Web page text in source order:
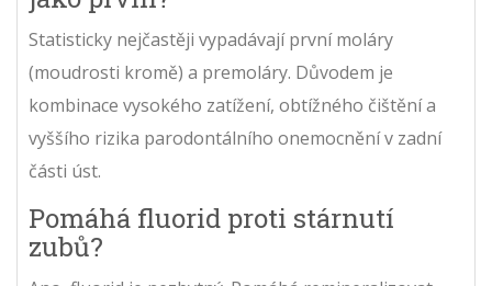
Statisticky nejčastěji vypadávají první moláry
(moudrosti kromě) a premoláry. Důvodem je
kombinace vysokého zatížení, obtížného čištění a
vyššího rizika parodontálního onemocnění v zadní
části úst.
Pomáhá fluorid proti stárnutí
zubů?